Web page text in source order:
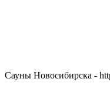
Сауны Новосибирска -